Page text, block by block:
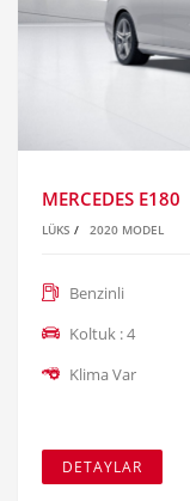
MERCEDES E180
LÜKS / 2020 MODEL
Benzinli
Koltuk : 4
Klima Var
DETAYLAR